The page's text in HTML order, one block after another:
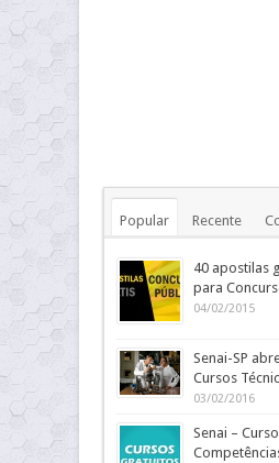
Popular Recente
40 apostilas
para
04/02/2015
Senai-SP
Cursos
03/02/2016
Senai –